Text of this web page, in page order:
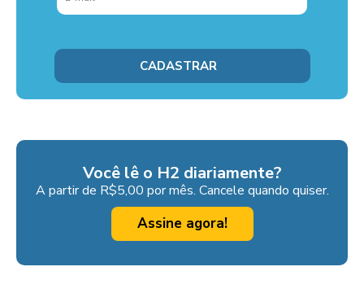
Você lê o H2 diariamente?
A partir de R$5,00 por mês. Cancele quando quiser.
Assine agora!